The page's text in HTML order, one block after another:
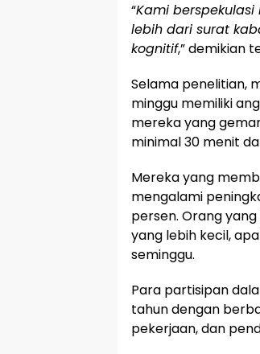
“Kami
lebih dari surat
kognitif,” demikian
Selama penelitian,
minggu memiliki
mereka yang
minimal 30 menit
Mereka yang
mengalami
persen. Orang
yang lebih kecil,
seminggu.
Para partisipan
tahun dengan
pekerjaan, dan